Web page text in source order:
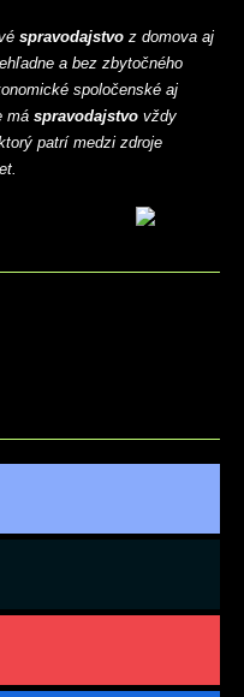
spravodajstvo z domova aj
a bez zbytočného
spoločenské aj
má spravodajstvo vždy
patrí medzi zdroje